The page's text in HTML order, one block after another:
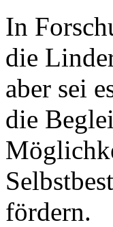
In
die
aber sei
die
fördern.